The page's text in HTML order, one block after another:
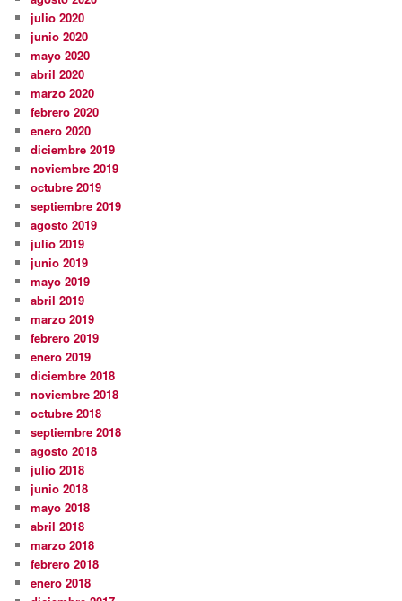
julio 2020
junio 2020
mayo 2020
abril 2020
marzo 2020
febrero 2020
enero 2020
diciembre 2019
noviembre 2019
octubre 2019
septiembre 2019
agosto 2019
julio 2019
junio 2019
mayo 2019
abril 2019
marzo 2019
febrero 2019
enero 2019
diciembre 2018
noviembre 2018
octubre 2018
septiembre 2018
agosto 2018
julio 2018
junio 2018
mayo 2018
abril 2018
marzo 2018
febrero 2018
enero 2018